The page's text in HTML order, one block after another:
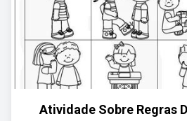
Atividade Sobre Regras